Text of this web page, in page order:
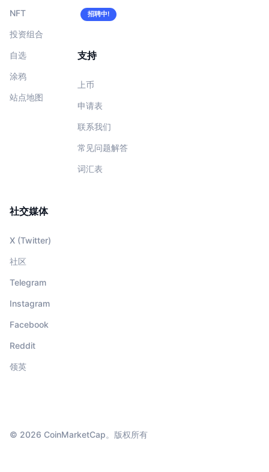
NFT
投资组合
自选
涂鸦
站点地图
招聘中!
支持
上币
申请表
联系我们
常见问题解答
词汇表
社交媒体
X (Twitter)
社区
Telegram
Instagram
Facebook
Reddit
领英
© 2026 CoinMarketCap。版权所有